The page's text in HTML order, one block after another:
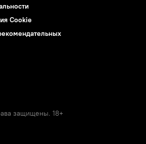
Cookie
защищены. 18+